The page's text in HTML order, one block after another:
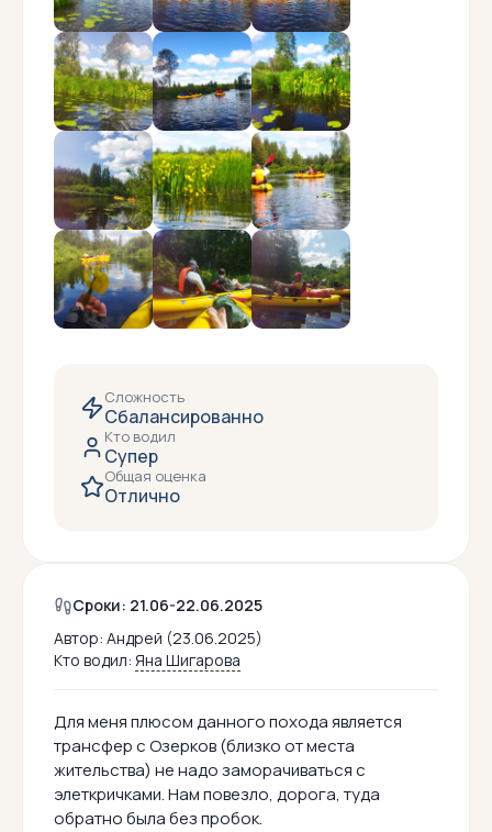
Сложность
Сбалансированно
Кто водил
Супер
Общая оценка
Отлично
Сроки: 21.06-22.06.2025
Автор: Андрей (23.06.2025)
Кто водил: Яна Шигарова
Для меня плюсом данного похода является
трансфер с Озерков (близко от места
жительства) не надо заморачиваться с
элеткричками. Нам повезло, дорога, туда
обратно была без пробок.